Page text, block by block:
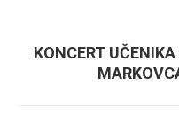
KONCERT